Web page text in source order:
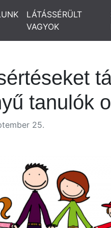
LÁTÁSSÉRÜLT
VAGYOK
tanulók
25.